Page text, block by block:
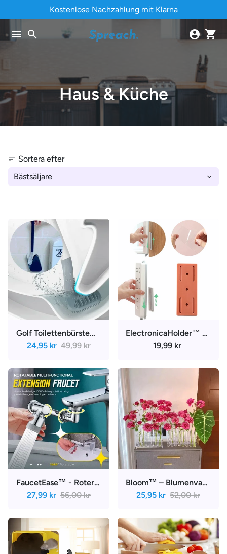
vidare
innehåll
Kostenlose Nachzahlung mit Klarna
menu search account_circle shopping_cart
Haus & Küche
sort Sortera efter
Golf Toilettenbürste™ - Hygienebürste
24,95 kr 49,99 kr
ElectronicaHolder™ - Selbstklebende Wandhalterung für Verlängerungskabel
19,99 kr
FaucetEase™ - Roterande slamfilterkran | 1+1 Gratis
27,99 kr 56,00 kr
Bloom™ – Blumenvase mit Scharnier | 45% Rabatt
25,95 kr 52,00 kr